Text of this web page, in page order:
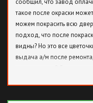
сообщил, что завод
такое после окраски
можем покрасить всю
подход, что после
видны? Но это все
выдача а/м после
соответствующее
общем странно, что такой